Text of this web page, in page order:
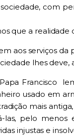
com
que a realidade
aos serviços da
lhes deve,
Francisco
usado em
mais
las, pelo menos
injustas e